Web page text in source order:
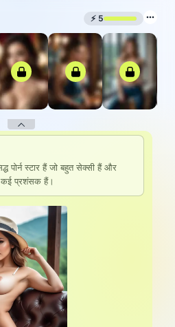
⚡ 5
पोर्न स्टार हैं जो बहुत सेक्सी हैं और
कई प्रशंसक हैं।